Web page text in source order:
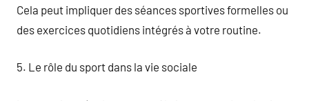
Cela peut impliquer des séances sportives formelles ou
des exercices quotidiens intégrés à votre routine.
5. Le rôle du sport dans la vie sociale